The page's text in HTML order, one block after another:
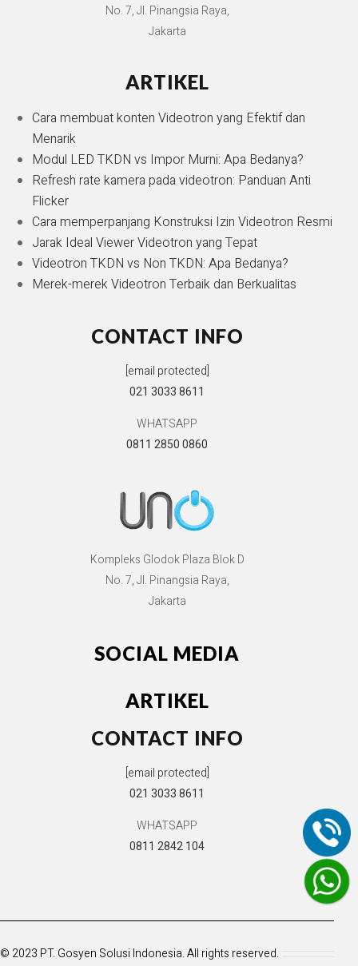
No. 7, Jl. Pinangsia Raya,
Jakarta
ARTIKEL
Cara membuat konten Videotron yang Efektif dan
Menarik
Modul LED TKDN vs Impor Murni: Apa Bedanya?
Refresh rate kamera pada videotron: Panduan Anti
Flicker
Cara memperpanjang Konstruksi Izin Videotron Resmi
Jarak Ideal Viewer Videotron yang Tepat
Videotron TKDN vs Non TKDN: Apa Bedanya?
Merek-merek Videotron Terbaik dan Berkualitas
CONTACT INFO
[email protected]
021 3033 8611
WHATSAPP
0811 2850 0860
Kompleks Glodok Plaza Blok D
No. 7, Jl. Pinangsia Raya,
Jakarta
SOCIAL MEDIA
ARTIKEL
CONTACT INFO
[email protected]
021 3033 8611
WHATSAPP
0811 2842 104
© 2023 PT. Gosyen Solusi Indonesia. All rights reserved.